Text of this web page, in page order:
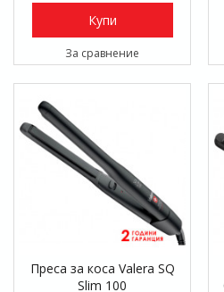
Купи
За сравнение
Преса за коса Valera SQ
Slim 100